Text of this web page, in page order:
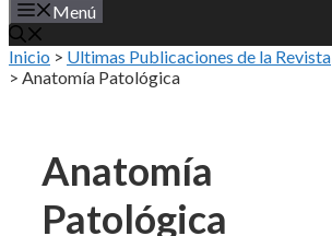
Menú
Inicio > Ultimas Publicaciones de la Revista
> Anatomía Patológica
Anatomía
Patológica